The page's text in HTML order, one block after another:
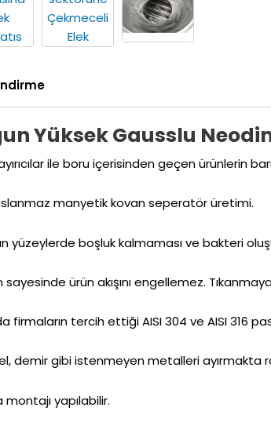
Yüksek Gausslu
ile boru içerisinden geçen ürünlerin
manyetik kovan seperatör üretimi.
yüzeylerde boşluk kalmaması ve bakteri
ürün akışını engellemez.
firmaların tercih ettiği AISI 304 ve AISI 316
demir gibi istenmeyen metalleri ayırmakta
yapılabilir.